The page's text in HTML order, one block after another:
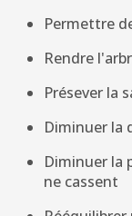
Permettre
Rendre
Présever la
Diminuer la
Diminuer la
ne cassent